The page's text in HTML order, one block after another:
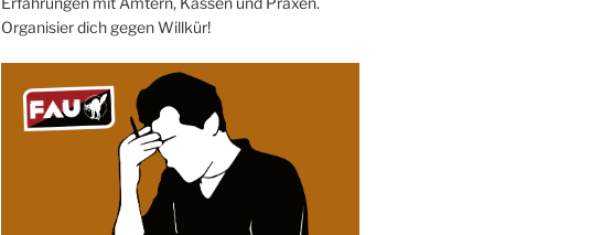
Organisier dich gegen Willkür!